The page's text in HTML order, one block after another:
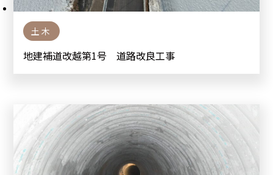
土木
地建補道改越第1号 道路改良工事